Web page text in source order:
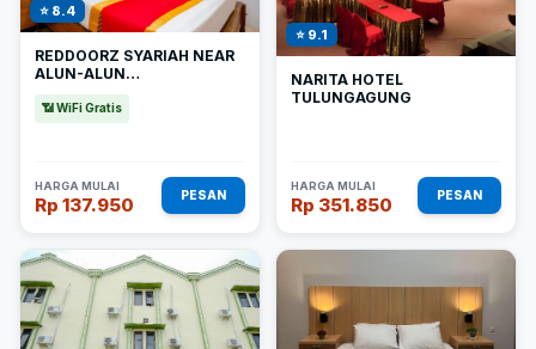
⭐ 8.4
REDDOORZ SYARIAH NEAR
ALUN-ALUN
📶 WiFi Gratis
HARGA MULAI
Rp 137.950 PESAN
⭐ 9.1
NARITA HOTEL
TULUNGAGUNG
HARGA MULAI
Rp 351.850 PESAN